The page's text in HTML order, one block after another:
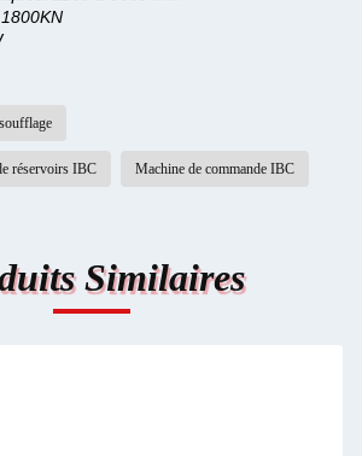
réservoirs IBC Machine de commande IBC
Similaires